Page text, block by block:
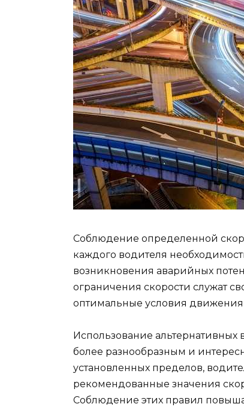
Соблюдение определенной
каждого водителя
возникновения аварийных
ограничения скорости служат
оптимальные условия
Использование
более разнообразным и
установленных пределов,
рекомендованные значения
Соблюдение этих правил